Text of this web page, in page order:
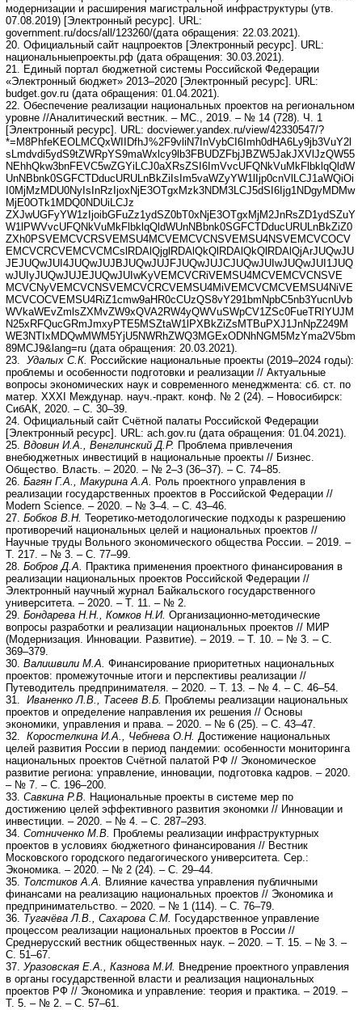
модернизации и расширения магистральной инфраструктуры (утв.
07.08.2019) [Электронный ресурс]. URL:
government.ru/docs/all/123260/(дата обращения: 22.03.2021).
20. Официальный сайт нацпроектов [Электронный ресурс]. URL:
национальныепроекты.рф (дата обращения: 30.03.2021).
21. Единый портал бюджетной системы Российской Федерации
«Электронный бюджет» 2013–2020 [Электронный ресурс]. URL:
budget.gov.ru (дата обращения: 01.04.2021).
22. Обеспечение реализации национальных проектов на региональном
уровне //Аналитический вестник. – МС., 2019. – № 14 (728). Ч. 1
[Электронный ресурс]. URL: docviewer.yandex.ru/view/42330547/?
*=M8PhfeKEOLMCQxWIIDfhJ%2F9vliN7InVybCI6Imh0dHA6Ly9jb3VuY2l
sLmdvdi5ydS9tZWRpYS9maWxlcy9lb3FBUDZFbjJBZW5JakJXVlJzQW55
NEhhQkw3bnFEVC5wZGYiLCJ0aXRsZSI6ImVvcUFQNkVuMkFlbklqQldW
UnNBbnk0SGFCTDducURULnBkZiIsIm5vaWZyYW1lIjp0cnVlLCJ1aWQiOi
I0MjMzMDU0NyIsInRzIjoxNjE3OTgxMzk3NDM3LCJ5dSI6Ijg1NDgyMDMw
MjE0OTk1MDQ0NDUiLCJz
ZXJwUGFyYW1zIjoibGFuZz1ydSZ0bT0xNjE3OTgxMjM2JnRsZD1ydSZuY
W1lPWVvcUFQNkVuMkFlbklqQldWUnNBbnk0SGFCTDducURULnBkZiZ0
ZXh0PSVEMCVCRSVEMSU4MCVEMCVCNSVEMSU4NSVEMCVCOCV
EMCVCRCVEMCVCMCslRDAlQjglRDAlQkQlRDAlQkQlRDAlQjArJUQwJU
JEJUQwJUI4JUQwJUJBJUQwJUJFJUQwJUJCJUQwJUIwJUQwJUI1JUQ
wJUIyJUQwJUJEJUQwJUIwKyVEMCVCRiVEMSU4MCVEMCVCNSVE
MCVCNyVEMCVCNSVEMCVCRCVEMSU4MiVEMCVCMCVEMSU4NiVE
MCVCOCVEMSU4RiZ1cmw9aHR0cCUzQS8vY291bmNpbC5nb3YucnUvb
WVkaWEvZmlsZXMvZW9xQVA2RW4yQWVuSWpCV1ZSc0FueTRIYUJM
N25xRFQucGRmJmxyPTE5MSZtaW1lPXBkZiZsMTBuPXJ1JnNpZ249M
WE3NTIxMDQwMWM5YjU5NWRhZWQ3MGExODNhNGM5MzYma2V5bm
89MCJ9&lang=ru (дата обращения: 20.03.2021).
23. Удалых С.К.
Российские национальные проекты (2019–2024 годы):
проблемы и особенности подготовки и реализации // Актуальные
вопросы экономических наук и современного менеджмента: сб. ст. по
матер. XXXI Междунар. науч.-практ. конф. № 2 (24). – Новосибирск:
СибАК, 2020. – С. 30–39.
24. Официальный сайт Счётной палаты Российской Федерации
[Электронный ресурс]. URL: ach.gov.ru (дата обращения: 01.04.2021).
25. Вдовин И.А., Венглинский Д.Р. Проблема привлечения
внебюджетных инвестиций в национальные проекты // Бизнес.
Общество. Власть. – 2020. – № 2–3 (36–37). – С. 74–85.
26. Багян Г.А., Макурина А.А.
Роль проектного управления в
реализации государственных проектов в Российской Федерации //
Modern Science. – 2020. – № 3–4. – С. 43–46.
27. Бобков В.Н. Теоретико-методологические подходы к разрешению
противоречий национальных целей и национальных проектов //
Научные труды Вольного экономического общества России. – 2019. –
Т. 217. – № 3. – С. 77–99.
28. Бобров Д.А.
Практика применения проектного финансирования в
реализации национальных проектов Российской Федерации //
Электронный научный журнал Байкальского государственного
университета. – 2020. – Т. 11. – № 2.
29. Бондарева Н.Н., Комков Н.И. Организационно-методические
вопросы разработки и реализации национальных проектов // МИР
(Модернизация. Инновации. Развитие). – 2019. – Т. 10. – № 3. – С.
369–379.
30. Валишвили М.А. Финансирование приоритетных национальных
проектов: промежуточные итоги и перспективы реализации //
Путеводитель предпринимателя. – 2020. – Т. 13. – № 4. – С. 46–54.
31. Иваненко Л.В., Тасеев В.Б.
Проблемы реализации национальных
проектов и определение направления их решения // Основы
экономики, управления и права. – 2020. – № 6 (25). – С. 43–47.
32. Коростелкина И.А., Чебнева О.Н. Достижение национальных
целей развития России в период пандемии: особенности мониторинга
национальных проектов Счётной палатой РФ // Экономическое
развитие региона: управление, инновации, подготовка кадров. – 2020.
– № 7. – С. 196–200.
33. Савкина Р.В.
Национальные проекты в системе мер по
достижению целей эффективного развития экономки // Инновации и
инвестиции. – 2020. – № 4. – С. 287–293.
34. Сотниченко М.В.
Проблемы реализации инфраструктурных
проектов в условиях бюджетного финансирования // Вестник
Московского городского педагогического университета. Сер.:
Экономика. – 2020. – № 2 (24). – С. 29–44.
35. Толстиков А.А.
Влияние качества управления публичными
финансами на реализацию национальных проектов // Экономика и
предпринимательство. – 2020. – № 1 (114). – С. 76–79.
36. Тугачёва Л.В., Сахарова С.М.
Государственное управление
процессом реализации национальных проектов в России //
Среднерусский вестник общественных наук. – 2020. – Т. 15. – № 3. –
С. 51–67.
37. Уразовская Е.А., Казнова М.И. Внедрение проектного управления
в органы государственной власти и реализация национальных
проектов РФ // Экономика и управление: теория и практика. – 2019. –
Т. 5. – № 2. – С. 57–61.